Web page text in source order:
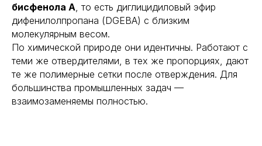
бисфенола А, то есть диглицидиловый эфир
дифенилолпропана (DGEBA) с близким
молекулярным весом.
По химической природе они идентичны. Работают с
теми же отвердителями, в тех же пропорциях, дают
те же полимерные сетки после отверждения. Для
большинства промышленных задач —
взаимозаменяемы полностью.